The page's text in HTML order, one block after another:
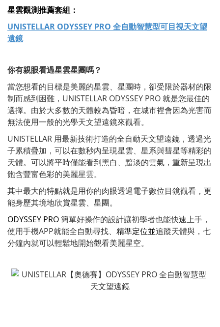
星雲觀測推薦套組：
UNISTELLAR ODYSSEY PRO 全自動智慧型可目視天文望
遠鏡
你有親眼看過星雲星團嗎？
當您想看的目標是美麗的星雲、星團時，卻受限於器材的限
制而感到困難，UNISTELLAR ODYSSEY PRO 就是您最佳的
選擇。由於大多數的天體較為昏暗，在城市裡會因為光害而
無法使用一般的光學天文望遠鏡來觀看。
UNISTELLAR 用最新技術打造的全自動天文望遠鏡，透過光
子累積疊加，可以在數秒內呈現星雲、星系與彗星等精彩的
天體。可以將平時僅能看到黑白、黯淡的雲氣，重新呈現出
飽含豐富色彩的美麗星雲。
其中最大的特點就是用你的肉眼透過電子數位目鏡觀看，更
能身歷其境地欣賞星雲、星團。
ODYSSEY PRO簡單好操作的設計讓初學者也能快速上手，
使用手機APP就能全自動尋找、 精準定位並追蹤天體與，七
分鐘內就可以輕鬆地開始觀看美麗星空。